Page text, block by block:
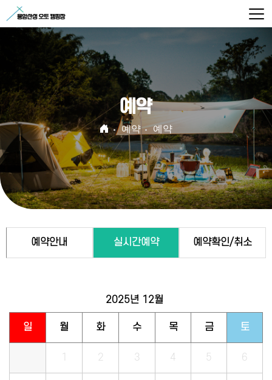
예약
예약 예약
예약안내 실시간예약 예약확인/취소
2025년 12월
일 월 화 수 목 금 토
1 2 3 4 5 6